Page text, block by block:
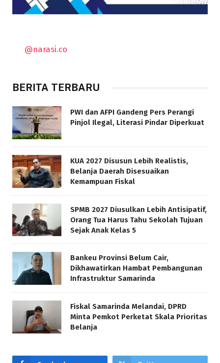
@narasi.co
BERITA TERBARU
PWI dan AFPI Gandeng Pers Perangi
Pinjol Ilegal, Literasi Pindar Diperkuat
KUA 2027 Disusun Lebih Realistis,
Belanja Daerah Disesuaikan
Kemampuan Fiskal
SPMB 2027 Diusulkan Lebih Antisipatif,
Orang Tua Harus Tahu Sekolah Tujuan
Sejak Anak Kelas 5
Bankeu Provinsi Belum Cair,
Dikhawatirkan Hambat Pembangunan
Infrastruktur Samarinda
Fiskal Samarinda Melandai, DPRD
Minta Pemkot Perketat Skala Prioritas
Belanja